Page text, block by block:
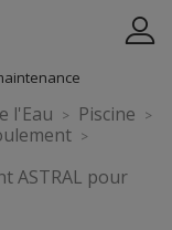
l'Eau
Piscine
ASTRAL pour